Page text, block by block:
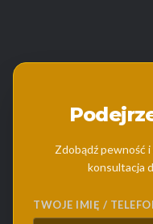
Zdobądź pewność
konsultacja
TWOJE IMIĘ /